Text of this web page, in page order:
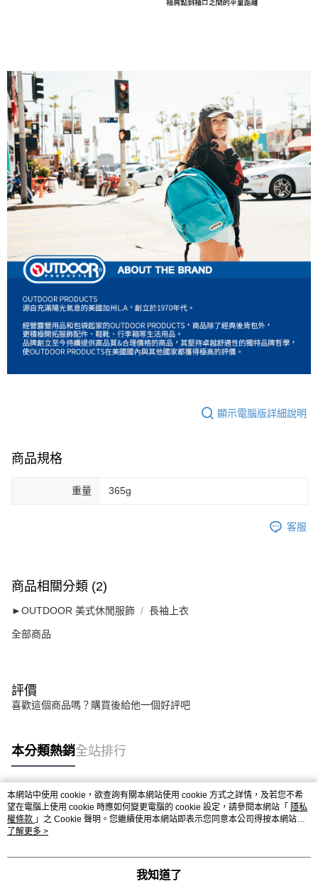
顯示電腦版詳細說明
商品規格
重量 365g
客服
商品相關分類 (2)
►OUTDOOR 美式休閒服飾 長袖上衣
全部商品
評價
喜歡這個商品嗎？購買後給他一個好評吧
本分類熱銷全站排行
熱門標籤
本網站中使用 cookie，欲查詢有關本網站使用 cookie 方式之詳情，及若您不希
望在電腦上使用 cookie 時應如何變更電腦的 cookie 設定，請參閱本網站「 隱私
權條款 」之 Cookie 聲明。您繼續使用本網站即表示您同意本公司得按本網站使
用條款之 Cookie 聲明使用 cookie。
了解更多 >
我知道了